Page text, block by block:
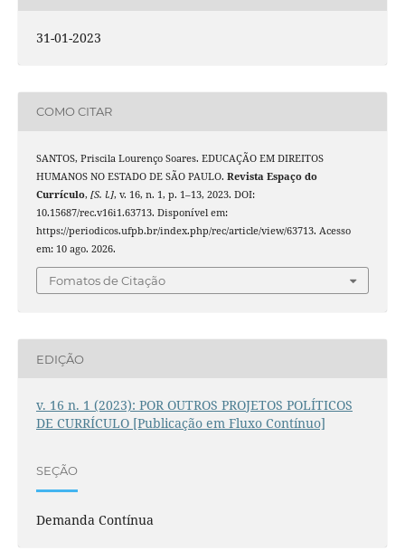
31-01-2023
COMO CITAR
SANTOS, Priscila Lourenço Soares. EDUCAÇÃO EM DIREITOS
HUMANOS NO ESTADO DE SÃO PAULO. Revista Espaço do
Currículo, [S. l.], v. 16, n. 1, p. 1–13, 2023. DOI:
10.15687/rec.v16i1.63713. Disponível em:
https://periodicos.ufpb.br/index.php/rec/article/view/63713. Acesso
em: 10 ago. 2026.
Fomatos de Citação
EDIÇÃO
v. 16 n. 1 (2023): POR OUTROS PROJETOS POLÍTICOS
DE CURRÍCULO [Publicação em Fluxo Contínuo]
SEÇÃO
Demanda Contínua